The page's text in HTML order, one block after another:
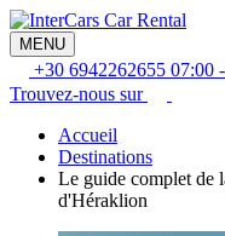
MENU
+30 6942262655 07:00
Trouvez-nous sur
Accueil
Destinations
Le guide complet de
d'Héraklion